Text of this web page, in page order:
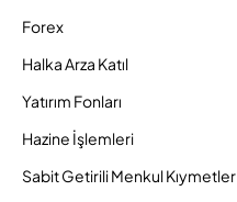
Forex
Halka Arza Katıl
Yatırım Fonları
Hazine İşlemleri
Sabit Getirili Menkul Kıymetler